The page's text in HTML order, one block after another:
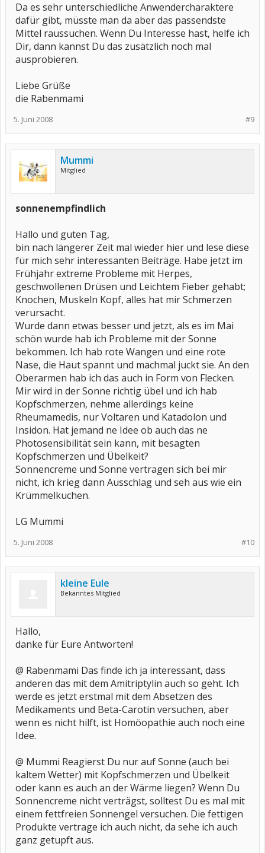
Da es sehr unterschiedliche Anwendercharaktere
dafür gibt, müsste man da aber das passendste
Mittel raussuchen. Wenn Du Interesse hast, helfe ich
Dir, dann kannst Du das zusätzlich noch mal
ausprobieren.
Liebe Grüße
die Rabenmami
#9
5. Juni 2008
Mummi
Mitglied
sonnenempfindlich
Hallo und guten Tag,
bin nach längerer Zeit mal wieder hier und lese diese
für mich sehr interessanten Beiträge. Habe jetzt im
Frühjahr extreme Probleme mit Herpes,
geschwollenen Drüsen und Leichtem Fieber gehabt;
Knochen, Muskeln Kopf, alles hat mir Schmerzen
verursacht.
Wurde dann etwas besser und jetzt, als es im Mai
schön wurde hab ich Probleme mit der Sonne
bekommen. Ich hab rote Wangen und eine rote
Nase, die Haut spannt und machmal juckt sie. An den
Oberarmen hab ich das auch in Form von Flecken.
Mir wird in der Sonne richtig übel und ich hab
Kopfschmerzen, nehme allerdings keine
Rheumamedis, nur Voltaren und Katadolon und
Insidon. Hat jemand ne Idee ob auch das ne
Photosensibilität sein kann, mit besagten
Kopfschmerzen und Übelkeit?
Sonnencreme und Sonne vertragen sich bei mir
nicht, ich krieg dann Ausschlag und seh aus wie ein
Krümmelkuchen.
LG Mummi
#10
5. Juni 2008
kleine Eule
Bekanntes Mitglied
Hallo,
danke für Eure Antworten!
@ Rabenmami Das finde ich ja interessant, dass
anderen das mit dem Amitriptylin auch so geht. Ich
werde es jetzt erstmal mit dem Absetzen des
Medikaments und Beta-Carotin versuchen, aber
wenn es nicht hilft, ist Homöopathie auch noch eine
Idee.
@ Mummi Reagierst Du nur auf Sonne (auch bei
kaltem Wetter) mit Kopfschmerzen und Übelkeit
oder kann es auch an der Wärme liegen? Wenn Du
Sonnencreme nicht verträgst, solltest Du es mal mit
einem fettfreien Sonnengel versuchen. Die fettigen
Produkte vertrage ich auch nicht, da sehe ich auch
ganz getupft aus.